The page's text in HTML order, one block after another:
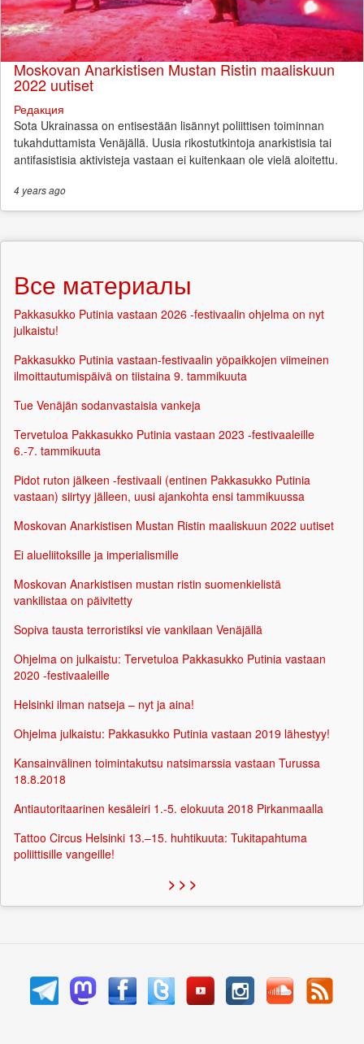
Moskovan Anarkistisen Mustan Ristin maaliskuun
2022 uutiset
Редакция
Sota Ukrainassa on entisestään lisännyt poliittisen toiminnan
tukahduttamista Venäjällä. Uusia rikostutkintoja anarkistisia tai
antifasistisia aktivisteja vastaan ei kuitenkaan ole vielä aloitettu.
4 yearsago
Все материалы
Pakkasukko Putinia vastaan 2026 -festivaalin ohjelma on nyt
julkaistu!
Pakkasukko Putinia vastaan-festivaalin yöpaikkojen viimeinen
ilmoittautumispäivä on tiistaina 9. tammikuuta
Tue Venäjän sodanvastaisia vankeja
Tervetuloa Pakkasukko Putinia vastaan 2023 -festivaaleille
6.-7. tammikuuta
Pidot ruton jälkeen -festivaali (entinen Pakkasukko Putinia
vastaan) siirtyy jälleen, uusi ajankohta ensi tammikuussa
Moskovan Anarkistisen Mustan Ristin maaliskuun 2022 uutiset
Ei alueliitoksille ja imperialismille
Moskovan Anarkistisen mustan ristin suomenkielistä
vankilistaa on päivitetty
Sopiva tausta terroristiksi vie vankilaan Venäjällä
Ohjelma on julkaistu: Tervetuloa Pakkasukko Putinia vastaan
2020 -festivaaleille
Helsinki ilman natseja – nyt ja aina!
Ohjelma julkaistu: Pakkasukko Putinia vastaan 2019 lähestyy!
Kansainvälinen toimintakutsu natsimarssia vastaan Turussa
18.8.2018
Antiautoritaarinen kesäleiri 1.-5. elokuuta 2018 Pirkanmaalla
Tattoo Circus Helsinki 13.–15. huhtikuuta: Tukitapahtuma
poliittisille vangeille!
> > >